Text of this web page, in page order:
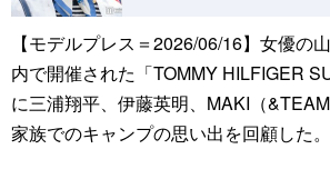
【モデルプレス＝2026/06/16】女優の
内で開催された「TOMMY HILFIGER
に三浦翔平、伊藤英明、MAKI（&TEAM
家族でのキャンプの思い出を回顧した。